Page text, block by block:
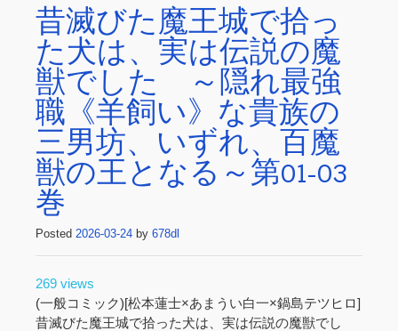
昔滅びた魔王城で拾っ
た犬は、実は伝説の魔
獣でした ～隠れ最強
職《羊飼い》な貴族の
三男坊、いずれ、百魔
獣の王となる～第01-03
巻
Posted 2026-03-24 by 678dl
269 views
(一般コミック)[松本蓮士×あまうい白一×鍋島テツヒロ]
昔滅びた魔王城で拾った犬は、実は伝説の魔獣でし